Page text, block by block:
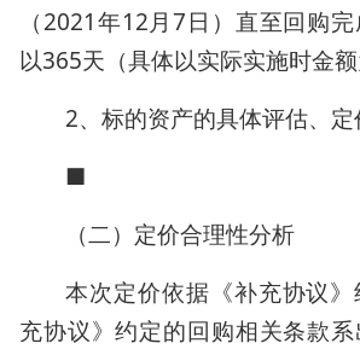
（2021年12月7日）直至回购
以365天（具体以实际实施时金额
2、标的资产的具体评估、
■
（二）定价合理性分析
本次定价依据《补充协议
充协议》约定的回购相关条款